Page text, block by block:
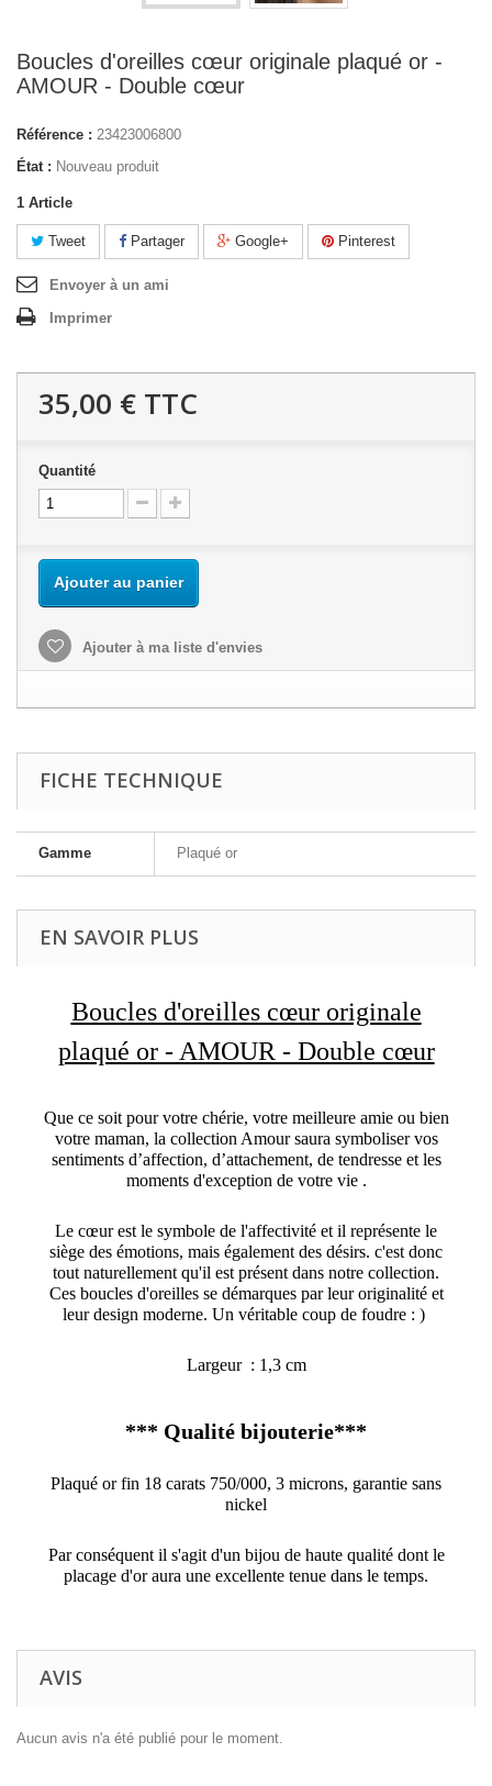
Boucles d'oreilles cœur originale plaqué or -
AMOUR - Double cœur
Référence : 23423006800
État : Nouveau produit
1 Article
Tweet Partager Google+ Pinterest
Envoyer à un ami
Imprimer
35,00 € TTC
Quantité
Ajouter au panier
Ajouter à ma liste d'envies
FICHE TECHNIQUE
Gamme Plaqué or
EN SAVOIR PLUS
Boucles d'oreilles cœur originale
plaqué or - AMOUR - Double cœur
Que ce soit pour votre chérie, votre meilleure amie ou bien
votre maman, la collection Amour saura symboliser vos
sentiments d’affection, d’attachement, de tendresse et les
moments d'exception de votre vie .
Le cœur est le symbole de l'affectivité et il représente le
siège des émotions, mais également des désirs. c'est donc
tout naturellement qu'il est présent dans notre collection.
Ces boucles d'oreilles se démarques par leur originalité et
leur design moderne. Un véritable coup de foudre : )
Largeur : 1,3 cm
*** Qualité bijouterie***
Plaqué or fin 18 carats 750/000, 3 microns, garantie sans
nickel
Par conséquent il s'agit d'un bijou de haute qualité dont le
placage d'or aura une excellente tenue dans le temps.
AVIS
Aucun avis n'a été publié pour le moment.